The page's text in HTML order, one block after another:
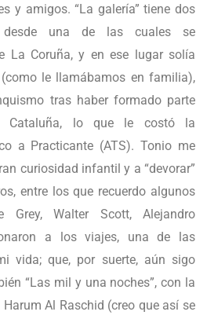
y amigos. “La galería” tiene dos
desde una de las cuales se
La Coruña, y en ese lugar solía
le llamábamos en familia),
tras haber formado parte
Cataluña, lo que le costó la
a Practicante (ATS). Tonio me
curiosidad infantil y a “devorar”
entre los que recuerdo algunos
Grey, Walter Scott, Alejandro
a los viajes, una de las
vida; que, por suerte, aún sigo
“Las mil y una noches”, con la
Al Raschid (creo que así se